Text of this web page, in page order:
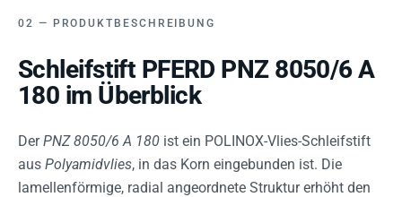
PRODUKTBESCHREIBUNG
Schleifstift PFERD PNZ 8050/6 A
180 im Überblick
DerPNZ 8050/6 A 180 ist ein POLINOX-Vlies-Schleifstift
aus Polyamidvlies, in das Korn eingebunden ist. Die
lamellenförmige, radial angeordnete Struktur erhöht den